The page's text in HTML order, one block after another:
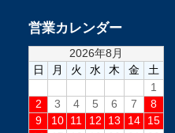
営業カレンダー